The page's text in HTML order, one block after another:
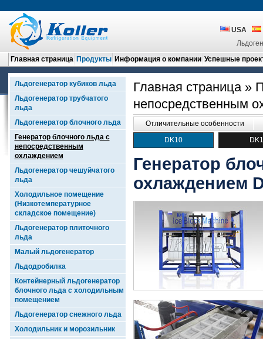
USA
Главная страница Продукты Информация о компании Успешные
Льдогенератор кубиков льда
Льдогенератор трубчатого
льда
Льдогенератор блочного льда
Генератор блочного льда с
непосредственным
охлаждением
Льдогенератор чешуйчатого
льда
Холодильное помещение
(Низкотемпературное
складское помещение)
Льдогенератор плиточного
льда
Малый льдогенератор
Льдодробилка
Контейнерный льдогенератор
блочного льда с холодильным
помещением
Льдогенератор снежного льда
Холодильник и морозильник
Главная страница»
непосредственным
Отличительные особенности
DK10
Генератор
охлаждением